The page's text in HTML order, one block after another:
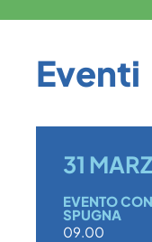
Eventi
31
EVENTO
SPUGNA
09.00